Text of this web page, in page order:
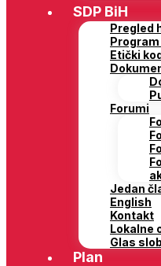
SDP BiH
Pregled
Program
Etički
Forumi
Jedan
English
Kontakt
Lokalne
Glas
Plan